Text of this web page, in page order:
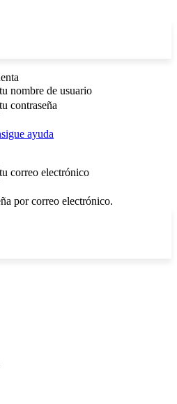
tu nombre de usuario
tu contraseña
ayuda
tu correo electrónico
por correo electrónico.